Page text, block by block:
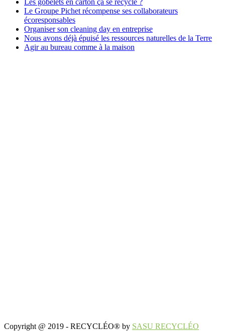
Les gobelets en carton ça se recycle ?
Le Groupe Pichet récompense ses collaborateurs
écoresponsables
Organiser son cleaning day en entreprise
Nous avons déjà épuisé les ressources naturelles de la Terre
Agir au bureau comme à la maison
Copyright @ 2019 - RECYCLÉO® by SASU RECYCLÉO